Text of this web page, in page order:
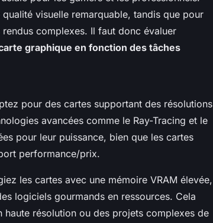
visuelle remarquable, tandis que pour
complexes. Il faut donc évaluer
graphique en fonction des tâches
pour des cartes supportant des résolutions
avancées comme le Ray-Tracing et le
pour leur puissance, bien que les cartes
performance/prix.
les cartes avec une mémoire VRAM élevée,
logiciels gourmands en ressources. Cela
résolution ou des projets complexes de